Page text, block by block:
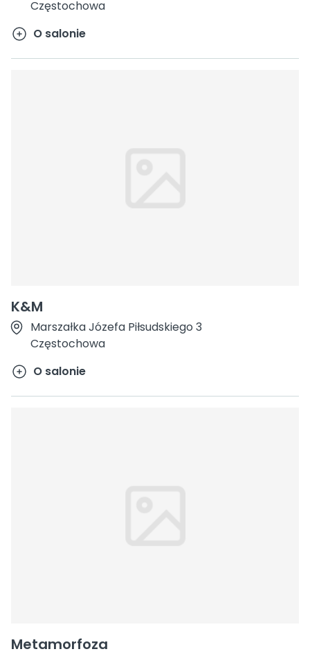
Częstochowa
O salonie
K&M
Marszałka Józefa Piłsudskiego 3
Częstochowa
O salonie
Metamorfoza